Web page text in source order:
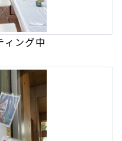
ィング中